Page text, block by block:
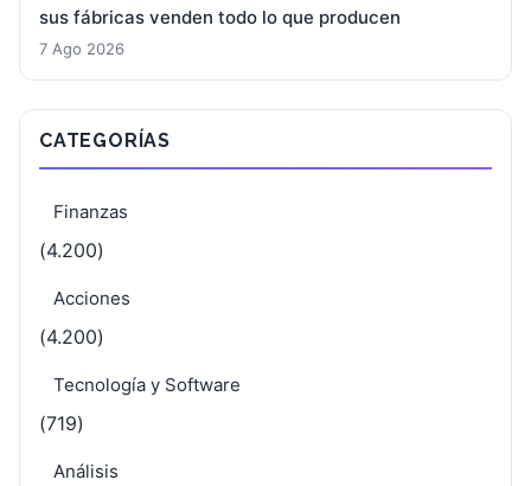
sus fábricas venden todo lo que producen
7 Ago 2026
CATEGORÍAS
Finanzas
(4.200)
Acciones
(4.200)
Tecnología y Software
(719)
Análisis